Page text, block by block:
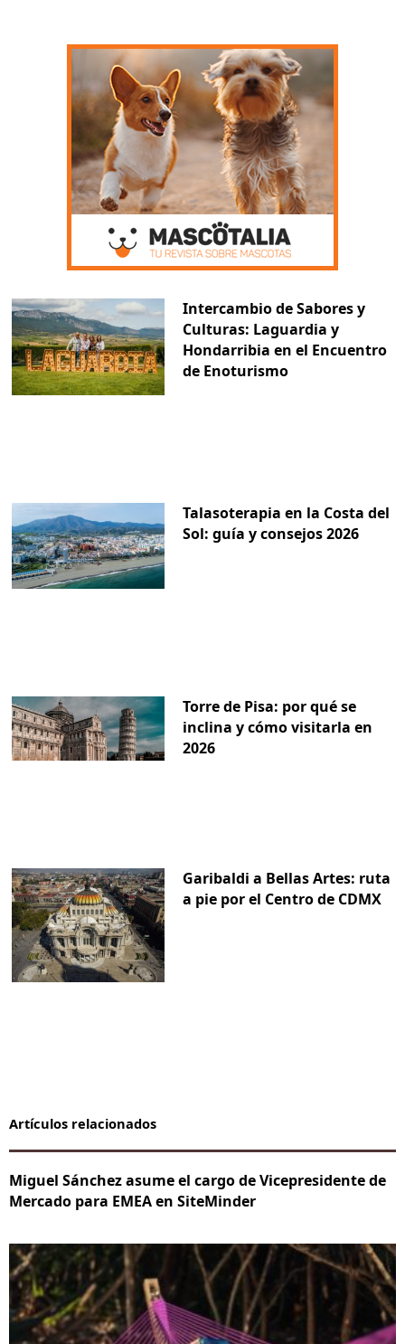
Intercambio de Sabores y
Culturas: Laguardia y
Hondarribia en el Encuentro
de Enoturismo
Talasoterapia en la Costa del
Sol: guía y consejos 2026
Torre de Pisa: por qué se
inclina y cómo visitarla en
2026
Garibaldi a Bellas Artes: ruta
a pie por el Centro de CDMX
Artículos relacionados
Miguel Sánchez asume el cargo de Vicepresidente de
Mercado para EMEA en SiteMinder